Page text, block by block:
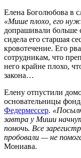
Елена Боголюбова в
«Мише плохо, его
допрашивали больше
сидела его старшая
кровотечение. Его
сотрудникам, что
него крайне плохо,
закона…
Елену отпустили
основательницы
Федермессер.
завтра у Миши
помочь. Все
пробовали — не
Мониава.